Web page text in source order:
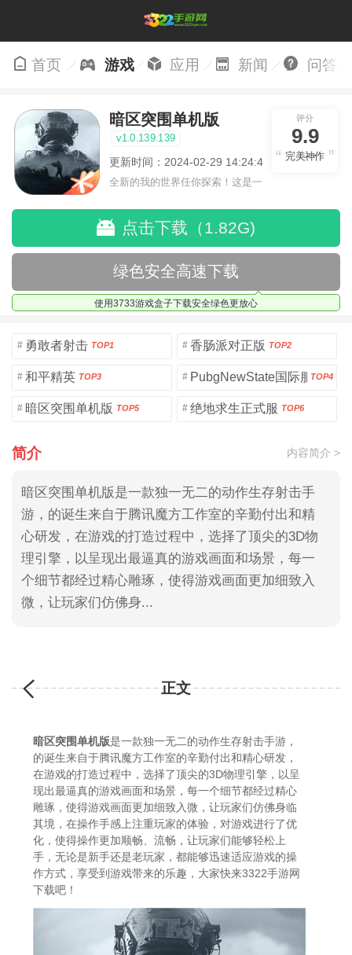
首页 游戏 应用 新闻 问答
暗区突围单机版
v1.0.139.139
更新时间：2024-02-29 14:24:47
全新的我的世界任你探索！这是一
评分
9.9
完美神作
点击下载（1.82G)
绿色安全高速下载
使用3733游戏盒子下载安全绿色更放心
# 勇敢者射击 TOP1 # 香肠派对正版 TOP2
# 和平精英 TOP3 # PubgNewState国际服TOP4
# 暗区突围单机版 TOP5 # 绝地求生正式服 TOP6
简介 内容简介 >
暗区突围单机版是一款独一无二的动作生存射击手
游，的诞生来自于腾讯魔方工作室的辛勤付出和精
心研发，在游戏的打造过程中，选择了顶尖的3D物
理引擎，以呈现出最逼真的游戏画面和场景，每一
个细节都经过精心雕琢，使得游戏画面更加细致入
微，让玩家们仿佛身...
正文
暗区突围单机版是一款独一无二的动作生存射击手游，
的诞生来自于腾讯魔方工作室的辛勤付出和精心研发，
在游戏的打造过程中，选择了顶尖的3D物理引擎，以呈
现出最逼真的游戏画面和场景，每一个细节都经过精心
雕琢，使得游戏画面更加细致入微，让玩家们仿佛身临
其境，在操作手感上注重玩家的体验，对游戏进行了优
化，使得操作更加顺畅、流畅，让玩家们能够轻松上
手，无论是新手还是老玩家，都能够迅速适应游戏的操
作方式，享受到游戏带来的乐趣，大家快来3322手游网
下载吧！